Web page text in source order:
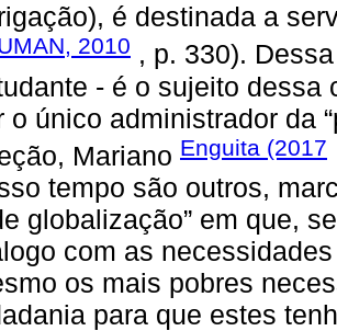
é destinada a
2010 , p. 330).
- é o sujeito dessa
o único administrador da
Mariano Enguita (2017
tempo são outros,
globalização” em que,
com as
os mais pobres
para que estes